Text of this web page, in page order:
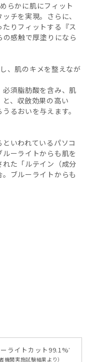
らかに肌にフィット
チを実現。さらに、
りフィットする『ス
感触で厚塗りになら
、肌のキメを整えなが
須脂肪酸を含み、肌
、収斂効果の高い
るおいを与えます。
いわれているパソコ
ーライトからも肌を
た「ルテイン（成分
ブルーライトからも
ライトカット99.1%*
機関実施試験結果より）